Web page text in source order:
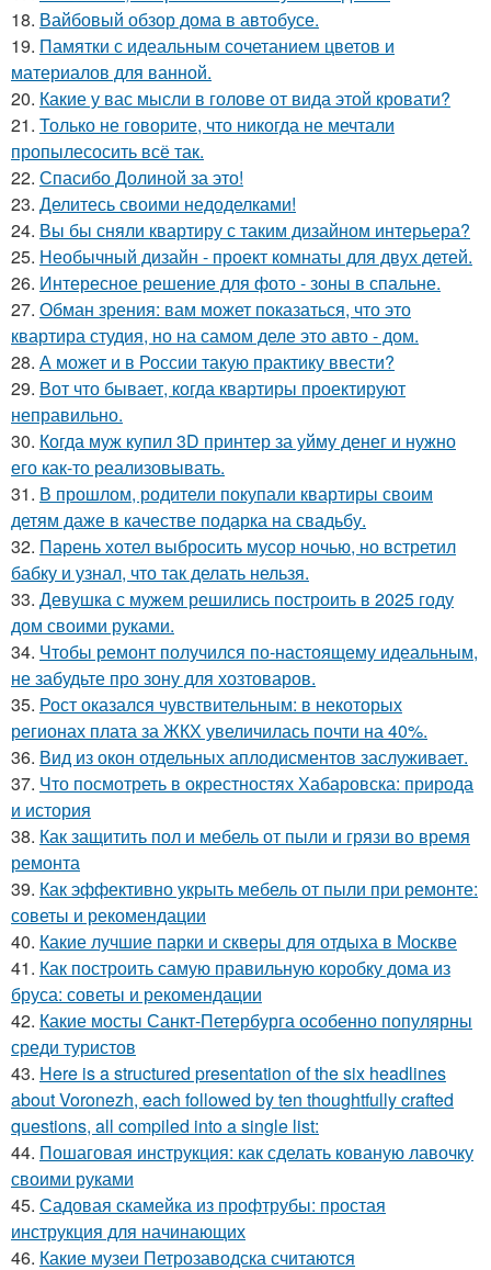
18. Вайбовый обзор дома в автобусе.
19. Памятки с идеальным сочетанием цветов и
материалов для ванной.
20. Какие у вас мысли в голове от вида этой кровати?
21. Только не говорите, что никогда не мечтали
пропылесосить всё так.
22. Спасибо Долиной за это!
23. Делитесь своими недоделками!
24. Вы бы сняли квартиру с таким дизайном интерьера?
25. Необычный дизайн - проект комнаты для двух детей.
26. Интересное решение для фото - зоны в спальне.
27. Обман зрения: вам может показаться, что это
квартира студия, но на самом деле это авто - дом.
28. А может и в России такую практику ввести?
29. Вот что бывает, когда квартиры проектируют
неправильно.
30. Когда муж купил 3D принтер за уйму денег и нужно
его как-то реализовывать.
31. В прошлом, родители покупали квартиры своим
детям даже в качестве подарка на свадьбу.
32. Парень хотел выбросить мусор ночью, но встретил
бабку и узнал, что так делать нельзя.
33. Девушка с мужем решились построить в 2025 году
дом своими руками.
34. Чтобы ремонт получился по-настоящему идеальным,
не забудьте про зону для хозтоваров.
35. Рост оказался чувствительным: в некоторых
регионах плата за ЖКХ увеличилась почти на 40%.
36. Вид из окон отдельных аплодисментов заслуживает.
37. Что посмотреть в окрестностях Хабаровска: природа
и история
38. Как защитить пол и мебель от пыли и грязи во время
ремонта
39. Как эффективно укрыть мебель от пыли при ремонте:
советы и рекомендации
40. Какие лучшие парки и скверы для отдыха в Москве
41. Как построить самую правильную коробку дома из
бруса: советы и рекомендации
42. Какие мосты Санкт-Петербурга особенно популярны
среди туристов
43. Here is a structured presentation of the six headlines
about Voronezh, each followed by ten thoughtfully crafted
questions, all compiled into a single list:
44. Пошаговая инструкция: как сделать кованую лавочку
своими руками
45. Садовая скамейка из профтрубы: простая
инструкция для начинающих
46. Какие музеи Петрозаводска считаются